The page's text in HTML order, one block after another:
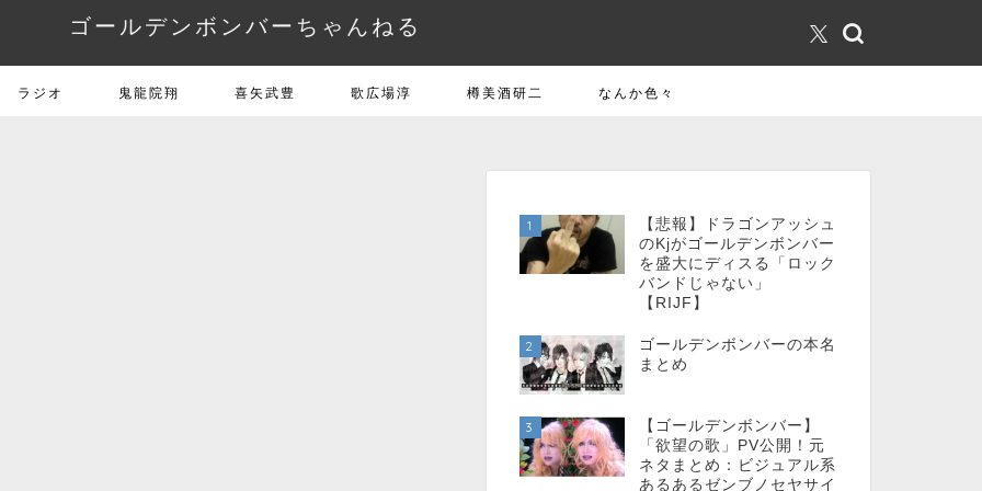
ゴールデンボンバーちゃんねる
ラジオ 鬼龍院翔 喜矢武豊 歌広場淳 樽美酒研二 なんか色々
1
【悲報】ドラゴンアッシュ
のKjがゴールデンボンバー
を盛大にディスる「ロック
バンドじゃない」
【RIJF】
2
ゴールデンボンバーの本名
まとめ
3
【ゴールデンボンバー】
「欲望の歌」PV公開！元
ネタまとめ：ビジュアル系
あるあるゼンブノセヤサイ